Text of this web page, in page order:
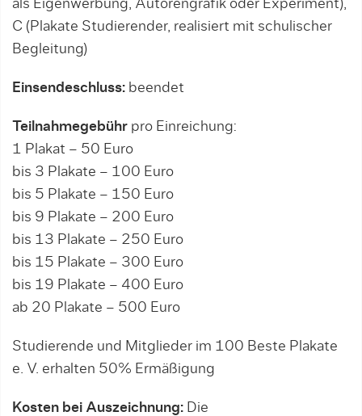
als Eigenwerbung, Autorengrafik oder Experiment),
C (Plakate Studierender, realisiert mit schulischer
Begleitung)
Einsendeschluss: beendet
Teilnahmegebühr pro Einreichung:
1 Plakat – 50 Euro
bis 3 Plakate – 100 Euro
bis 5 Plakate – 150 Euro
bis 9 Plakate – 200 Euro
bis 13 Plakate – 250 Euro
bis 15 Plakate – 300 Euro
bis 19 Plakate – 400 Euro
ab 20 Plakate – 500 Euro
Studierende und Mitglieder im 100 Beste Plakate
e. V. erhalten 50% Ermäßigung
Kosten bei Auszeichnung: Die